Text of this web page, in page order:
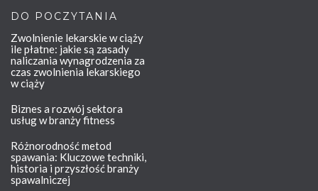
DO POCZYTANIA
Zwolnienie lekarskie w ciąży
ile płatne: jakie są zasady
naliczania wynagrodzenia za
czas zwolnienia lekarskiego
w ciąży
Biznes a rozwój sektora
usług w branży fitness
Różnorodność metod
spawania: Kluczowe techniki,
historia i przyszłość branży
spawalniczej